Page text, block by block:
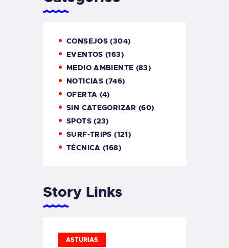
CONSEJOS (304)
EVENTOS (163)
MEDIO AMBIENTE (83)
NOTICIAS (746)
OFERTA (4)
SIN CATEGORIZAR (60)
SPOTS(23)
SURF-TRIPS (121)
TÉCNICA (168)
Story Links
ASTURIAS